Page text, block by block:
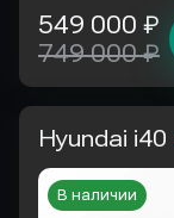
549 000 ₽
749 000 ₽
Hyundai i40
В наличии